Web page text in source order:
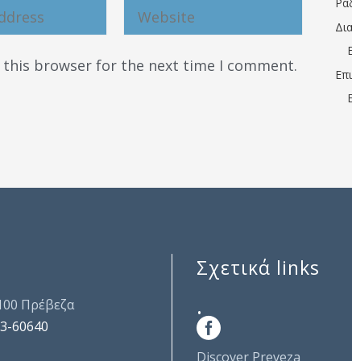
this browser for the next time I comment.
Πρέβεζα
60640
Σχετικά links
.
Discover Preveza